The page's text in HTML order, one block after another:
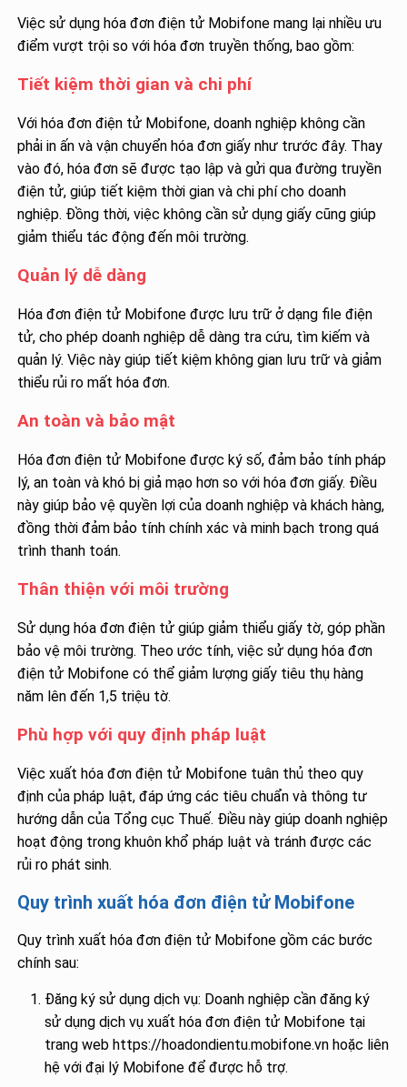
Việc sử dụng hóa đơn điện tử Mobifone mang lại nhiều ưu
điểm vượt trội so với hóa đơn truyền thống, bao gồm:
Tiết kiệm thời gian và chi phí
Với hóa đơn điện tử Mobifone, doanh nghiệp không cần
phải in ấn và vận chuyển hóa đơn giấy như trước đây. Thay
vào đó, hóa đơn sẽ được tạo lập và gửi qua đường truyền
điện tử, giúp tiết kiệm thời gian và chi phí cho doanh
nghiệp. Đồng thời, việc không cần sử dụng giấy cũng giúp
giảm thiểu tác động đến môi trường.
Quản lý dễ dàng
Hóa đơn điện tử Mobifone được lưu trữ ở dạng file điện
tử, cho phép doanh nghiệp dễ dàng tra cứu, tìm kiếm và
quản lý. Việc này giúp tiết kiệm không gian lưu trữ và giảm
thiểu rủi ro mất hóa đơn.
An toàn và bảo mật
Hóa đơn điện tử Mobifone được ký số, đảm bảo tính pháp
lý, an toàn và khó bị giả mạo hơn so với hóa đơn giấy. Điều
này giúp bảo vệ quyền lợi của doanh nghiệp và khách hàng,
đồng thời đảm bảo tính chính xác và minh bạch trong quá
trình thanh toán.
Thân thiện với môi trường
Sử dụng hóa đơn điện tử giúp giảm thiểu giấy tờ, góp phần
bảo vệ môi trường. Theo ước tính, việc sử dụng hóa đơn
điện tử Mobifone có thể giảm lượng giấy tiêu thụ hàng
năm lên đến 1,5 triệu tờ.
Phù hợp với quy định pháp luật
Việc xuất hóa đơn điện tử Mobifone tuân thủ theo quy
định của pháp luật, đáp ứng các tiêu chuẩn và thông tư
hướng dẫn của Tổng cục Thuế. Điều này giúp doanh nghiệp
hoạt động trong khuôn khổ pháp luật và tránh được các
rủi ro phát sinh.
Quy trình xuất hóa đơn điện tử Mobifone
Quy trình xuất hóa đơn điện tử Mobifone gồm các bước
chính sau:
Đăng ký sử dụng dịch vụ: Doanh nghiệp cần đăng ký
sử dụng dịch vụ xuất hóa đơn điện tử Mobifone tại
trang web https://hoadondientu.mobifone.vn hoặc liên
hệ với đại lý Mobifone để được hỗ trợ.